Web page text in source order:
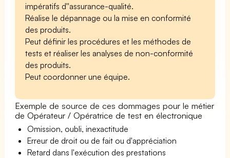
impératifs d''assurance-qualité.
Réalise le dépannage ou la mise en conformité
des produits.
Peut définir les procédures et les méthodes de
tests et réaliser les analyses de non-conformité
des produits.
Peut coordonner une équipe.
Exemple de source de ces dommages pour le métier
de Opérateur / Opératrice de test en électronique
Omission, oubli, inexactitude
Erreur de droit ou de fait ou d'appréciation
Retard dans l'exécution des prestations